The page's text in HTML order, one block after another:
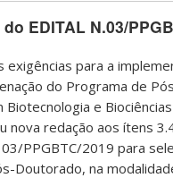
EDITAL N.03/
exigências para a
do Programa de
Biotecnologia e Biociências
nova redação aos ítens
PPGBTC/2019 para
Doutorado, na